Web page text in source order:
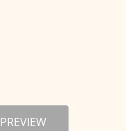
PREVIEW